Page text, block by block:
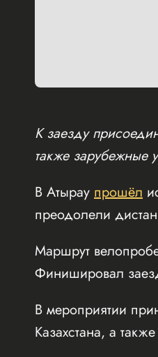
К заезду
также зарубежные
В Атырау прошёл
преодолели
Маршрут
Финишировал
В мероприятии
Казахстана, а